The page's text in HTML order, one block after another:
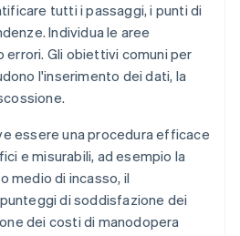
tutti i passaggi, i punti di
Individua le aree
Gli obiettivi comuni per
l'inserimento dei dati, la
essere una procedura efficace
e misurabili, ad esempio la
medio di incasso, il
di soddisfazione dei
dei costi di manodopera